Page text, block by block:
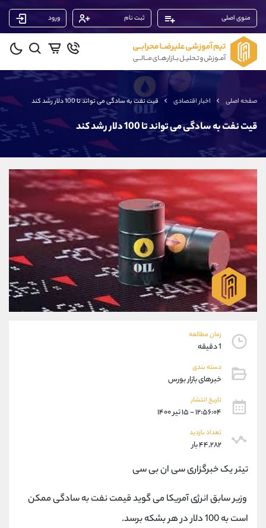
منوی اصلی ثبت نام ورود
صفحه اصلی اخبار اقتصادی قیت نفت به سادگی می تواند تا 100 دلار رشد کند
قیت نفت به سادگی می تواند تا 100 دلار رشد کند
زمان مطالعه
1 دقیقه
دسته بندی
خبرهای بازار بورس
تاریخ انتشار
۱۲:۵۶:۰۴ - ۱۵ تیر ۱۴۰۰
تعداد بازدید
۴۴,۲۸۲ بار
تیتر یک خبرگزاری سی ان بی سی
وزیر سابق انرژی آمریکا می گوید قیمت نفت به سادگی ممکن
است به 100 دلار در هر بشکه برسد.
پشتیبان فروش (محسن یزدی)
09304891085
شروع گفتگو
تلگرام @Armteam_admin_103
103
پشتیبان فروش
موبایل 09101364784
واتساپ شروع گفتگو
تلگرام @Armteam_admin_104
داخلی 104
پشتیبان فروش (یوسف فرخنده)
موبایل 09194198792
واتساپ شروع گفتگو
تلگرام @Armteam_admin_33
داخلی 118
پشتیبان فروش
واتساپ
داخلی
اطلاعات تماس (دفتر فروش)
تلفن
90001030
اینستاگرام @alireza.mehrabii
کانال تلگرام